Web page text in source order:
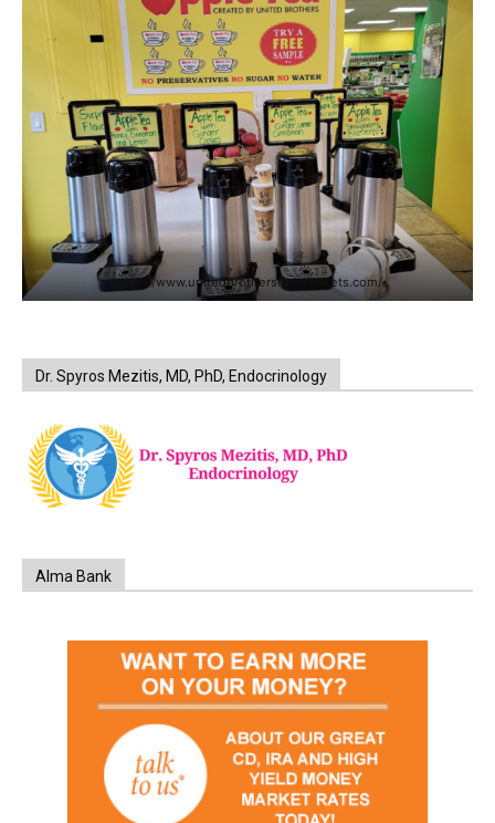
https://www.unitedbrothersfruitmarkets.com/
Dr. Spyros Mezitis, MD, PhD, Endocrinology
Alma Bank